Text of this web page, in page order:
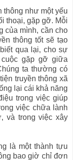
thông như một yếu
thoại, gặp gỡ. Mỗi
của mình, cần cho
thông tốt sẽ tạo
qua lại, cho sự
gặp gỡ giữa
ta thường có
truyền thông xã
lại cái khả năng
trong việc giúp
việc chữa lành
và trong việc xây
là một thành tựu
bao giờ chỉ đơn